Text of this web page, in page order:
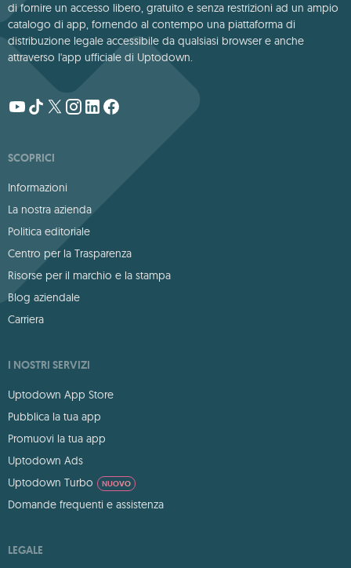
di fornire un accesso libero, gratuito e senza restrizioni ad un ampio
catalogo di app, fornendo al contempo una piattaforma di
distribuzione legale accessibile da qualsiasi browser e anche
attraverso l'app ufficiale di Uptodown.
SCOPRICI
Informazioni
La nostra azienda
Politica editoriale
Centro per la Trasparenza
Risorse per il marchio e la stampa
Blog aziendale
Carriera
I NOSTRI SERVIZI
Uptodown App Store
Pubblica la tua app
Promuovi la tua app
Uptodown Ads
Uptodown Turbo
NUOVO
Domande frequenti e assistenza
LEGALE